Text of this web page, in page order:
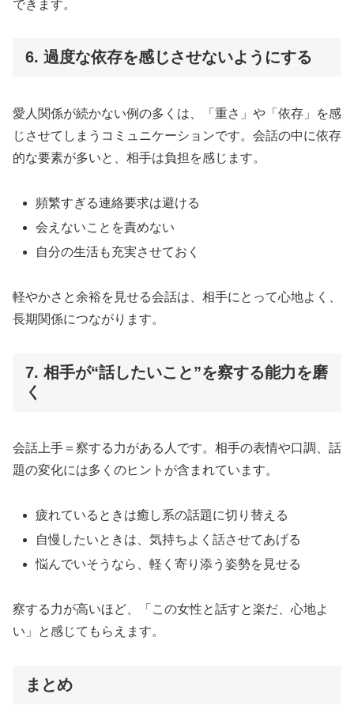
できます。
6. 過度な依存を感じさせないようにする
愛人関係が続かない例の多くは、「重さ」や「依存」を感
じさせてしまうコミュニケーションです。会話の中に依存
的な要素が多いと、相手は負担を感じます。
頻繁すぎる連絡要求は避ける
会えないことを責めない
自分の生活も充実させておく
軽やかさと余裕を見せる会話は、相手にとって心地よく、
長期関係につながります。
7. 相手が“話したいこと”を察する能力を磨
く
会話上手＝察する力がある人です。相手の表情や口調、話
題の変化には多くのヒントが含まれています。
疲れているときは癒し系の話題に切り替える
自慢したいときは、気持ちよく話させてあげる
悩んでいそうなら、軽く寄り添う姿勢を見せる
察する力が高いほど、「この女性と話すと楽だ、心地よ
い」と感じてもらえます。
まとめ